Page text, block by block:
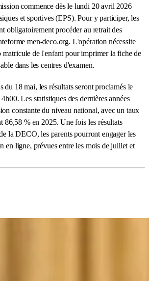
commence dès le lundi 20 avril 2026
et sportives (EPS). Pour y participer, les
obligatoirement procéder au retrait des
men-deco.org. L'opération nécessite
matricule de l'enfant pour imprimer la fiche de
dans les centres d'examen.
du 18 mai, les résultats seront proclamés le
Les statistiques des dernières années
constante du niveau national, avec un taux
86,58 % en 2025. Une fois les résultats
la DECO, les parents pourront engager les
en ligne, prévues entre les mois de juillet et